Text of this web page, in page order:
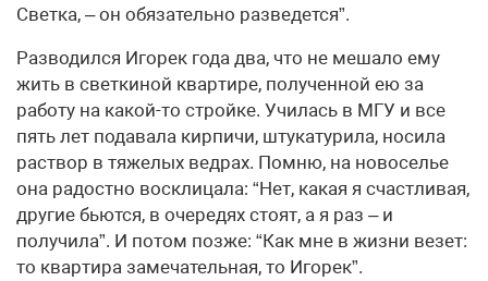
Светка, – он обязательно разведется”.
Разводился Игорек года два, что не мешало ему
жить в светкиной квартире, полученной ею за
работу на какой-то стройке. Училась в МГУ и все
пять лет подавала кирпичи, штукатурила, носила
раствор в тяжелых ведрах. Помню, на новоселье
она радостно восклицала: “Нет, какая я счастливая,
другие бьются, в очередях стоят, а я раз – и
получила”. И потом позже: “Как мне в жизни везет:
то квартира замечательная, то Игорек”.